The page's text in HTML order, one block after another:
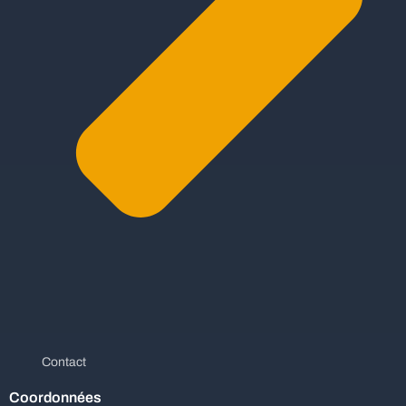
Contact
Coordonnées